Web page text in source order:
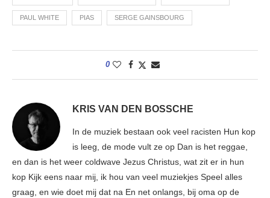
PAUL WHITE PIAS SERGE GAINSBOURG
0
KRIS VAN DEN BOSSCHE
In de muziek bestaan ook veel racisten Hun kop
is leeg, de mode vult ze op Dan is het reggae,
en dan is het weer coldwave Jezus Christus, wat zit er in hun
kop Kijk eens naar mij, ik hou van veel muziekjes Speel alles
graag, en wie doet mij dat na En net onlangs, bij oma op de